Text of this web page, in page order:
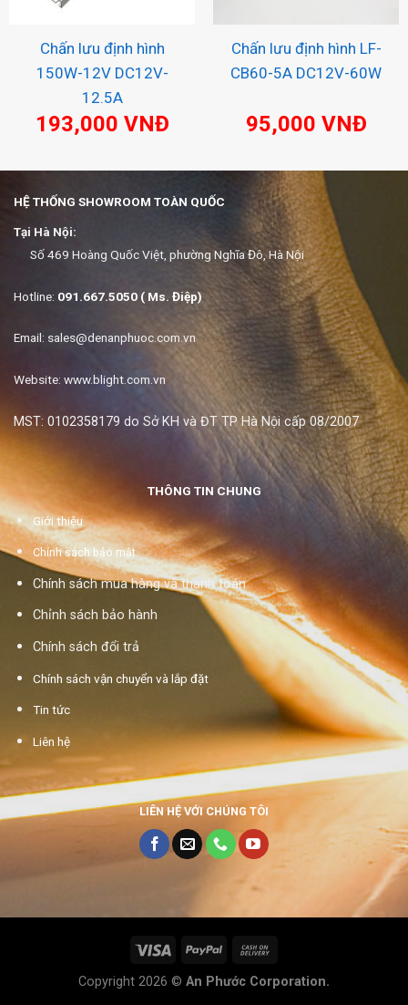
Chấn lưu định hình
150W-12V DC12V-
12.5A
193,000 VNĐ
Chấn lưu định hình LF-
CB60-5A DC12V-60W
95,000 VNĐ
HỆ THỐNG SHOWROOM TOÀN QUỐC
Tại Hà Nội:
Số 469 Hoàng Quốc Việt, phường Nghĩa Đô, Hà Nội
Hotline: 091.667.5050 ( Ms. Điệp)
Email: sales@denanphuoc.com.vn
Website: www.blight.com.vn
MST: 0102358179 do Sở KH và ĐT TP Hà Nội cấp 08/2007
THÔNG TIN CHUNG
Giới thiệu
Chính sách bảo mật
Chính sách mua hàng và thanh toán
Chỉnh sách bảo hành
Chính sách đổi trả
Chính sách vận chuyển và lắp đặt
Tin tức
Liên hệ
LIÊN HỆ VỚI CHÚNG TÔI
Copyright 2026 © An Phước Corporation.